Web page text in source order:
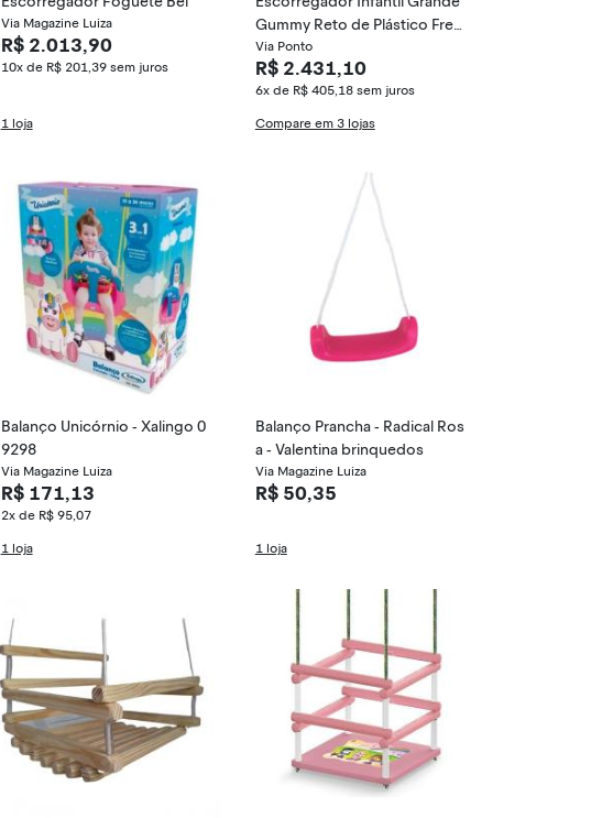
Via Magazine Luiza
R$ 2.013,90
10x de R$ 201,39 sem juros
1 loja
Gummy Reto de Plástico Fres
o
Via Ponto
R$ 2.431,10
6x de R$ 405,18 sem juros
Compare em 3 lojas
Balanço Unicórnio - Xalingo 0
9298
Via Magazine Luiza
R$ 171,13
2x de R$ 95,07
1 loja
Balanço Prancha - Radical Ros
a - Valentina brinquedos
Via Magazine Luiza
R$ 50,35
1 loja